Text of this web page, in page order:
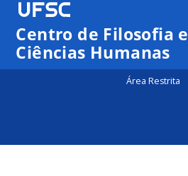
Centro de Filosofia e
Ciências Humanas
Área Restrita